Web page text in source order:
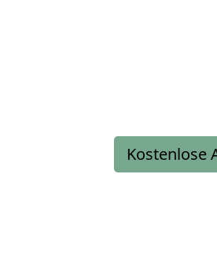
Kostenlose